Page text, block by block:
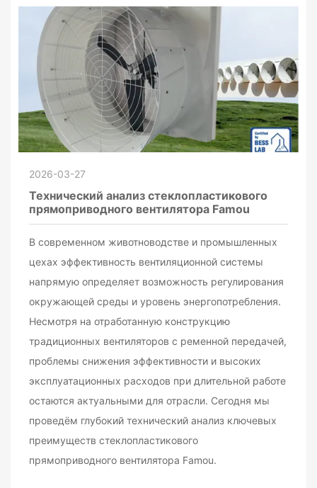
2026-03-27
Технический анализ стеклопластикового
прямоприводного вентилятора Famou
В современном животноводстве и промышленных
цехах эффективность вентиляционной системы
напрямую определяет возможность регулирования
окружающей среды и уровень энергопотребления.
Несмотря на отработанную конструкцию
традиционных вентиляторов с ременной передачей,
проблемы снижения эффективности и высоких
эксплуатационных расходов при длительной работе
остаются актуальными для отрасли. Сегодня мы
проведём глубокий технический анализ ключевых
преимуществ стеклопластикового
прямоприводного вентилятора Famou.